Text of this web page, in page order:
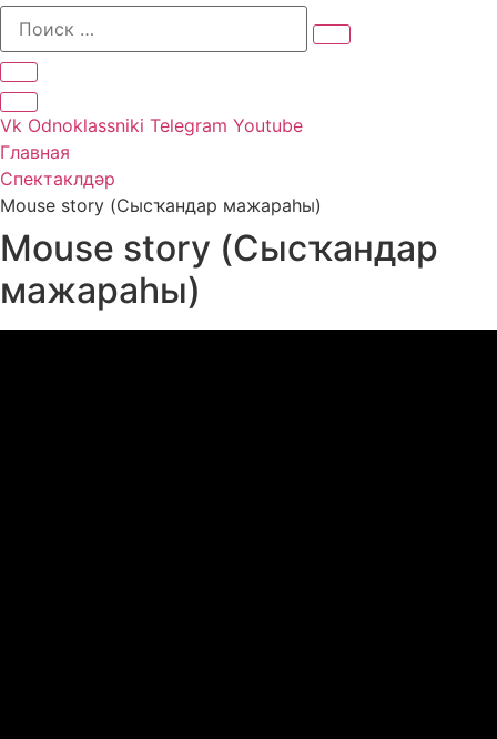
Vk Odnoklassniki Telegram Youtube
Главная
Спектаклдәр
Mouse story (Сысҡандар мажараһы)
Mouse story (Сысҡандар
мажараһы)